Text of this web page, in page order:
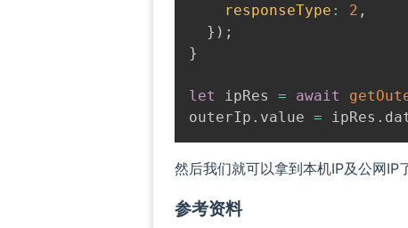
responseType : 2 ,
} ) ;
}
let ipRes = await
outerIp . value = ipRes .
然后我们就可以拿到本机IP及公网IP
参考资料